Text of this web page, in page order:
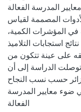
المدرسة الفعالة.
المصممة لقياس
في المؤشرات الكمية،
استجابات التلاميذ
على عينة تتكون من
وتوصلت الدراسة إلى أن
حسب نسب النجاح
ضوء معايير المدرسة
الفعالة